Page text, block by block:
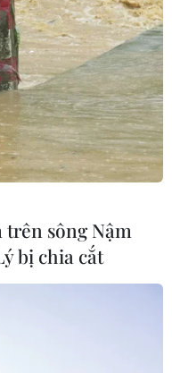
thể
đối
trên sông Nậm
bị chia cắt